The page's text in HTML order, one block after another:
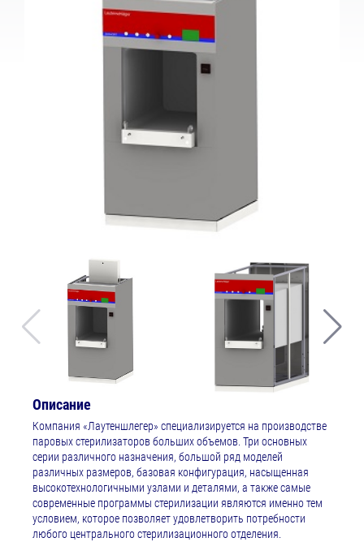
Описание
Компания «Лаутеншлегер» специализируется на производстве
паровых стерилизаторов больших объемов. Три основных
серии различного назначения, большой ряд моделей
различных размеров, базовая конфигурация, насыщенная
высокотехнологичными узлами и деталями, а также самые
современные программы стерилизации являются именно тем
условием, которое позволяет удовлетворить потребности
любого центрального стерилизационного отделения.